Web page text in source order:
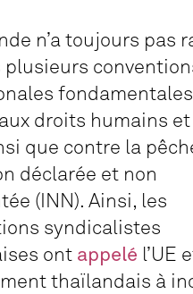
n’a toujours pas
plusieurs
fondamentales
droits humains et
que contre la
déclarée et non
(INN). Ainsi, les
syndicalistes
ont appelé l’UE
thaïlandais à